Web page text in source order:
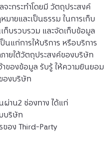
ะกระทำโดยมี วัตถุประสงค์
ายและเป็นธรรม ในการเก็บ
บรวบรวม และจัดเก็บข้อมูล
นแก่การให้บริการ หรือบริการ
ายใต้วัตถุประสงค์ของบริษัท
าของข้อมูล รับรู้ ให้ความยินยอม
องบริษัท
าน2 ช่องทาง ได้แก่
บริษัท
ของ Third-Party